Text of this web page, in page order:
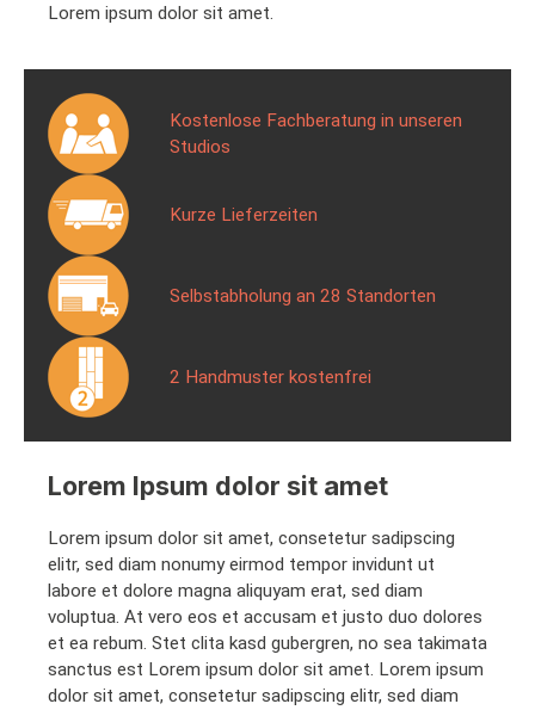
Lorem ipsum dolor sit amet.
Kostenlose Fachberatung in unseren
Studios
Kurze Lieferzeiten
Selbstabholung an 28 Standorten
2 Handmuster kostenfrei
Lorem Ipsum dolor sit amet
Lorem ipsum dolor sit amet, consetetur sadipscing
elitr, sed diam nonumy eirmod tempor invidunt ut
labore et dolore magna aliquyam erat, sed diam
voluptua. At vero eos et accusam et justo duo dolores
et ea rebum. Stet clita kasd gubergren, no sea takimata
sanctus est Lorem ipsum dolor sit amet. Lorem ipsum
dolor sit amet, consetetur sadipscing elitr, sed diam